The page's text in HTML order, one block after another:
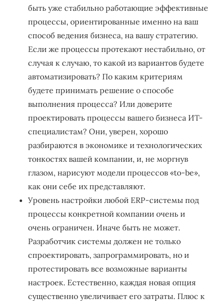
быть уже стабильно работающие эффективные
процессы, ориентированные именно на ваш
способ ведения бизнеса, на вашу стратегию.
Если же процессы протекают нестабильно, от
случая к случаю, то какой из вариантов будете
автоматизировать? По каким критериям
будете принимать решение о способе
выполнения процесса? Или доверите
проектировать процессы вашего бизнеса ИТ-
специалистам? Они, уверен, хорошо
разбираются в экономике и технологических
тонкостях вашей компании, и, не моргнув
глазом, нарисуют модели процессов «to-be»,
как они себе их представляют.
Уровень настройки любой ERP-системы под
процессы конкретной компании очень и
очень ограничен. Иначе быть не может.
Разработчик системы должен не только
спроектировать, запрограммировать, но и
протестировать все возможные варианты
настроек. Естественно, каждая новая опция
существенно увеличивает его затраты. Плюс к